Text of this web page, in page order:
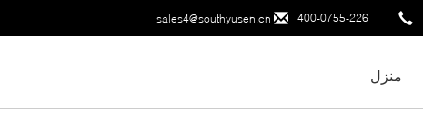
sales4@southyusen.cn 400-0755-226
منزل